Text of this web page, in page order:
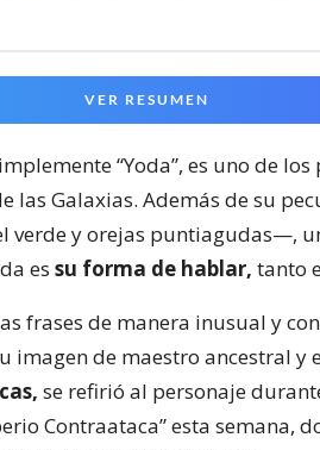
VER RESUMEN
“Yoda”, es uno de
las Galaxias. Además de su
verde y orejas puntiagudas—,
es su forma de hablar, tanto
frases de manera inusual y
imagen de maestro ancestral y
se refirió al personaje
Contraataca” esta semana,